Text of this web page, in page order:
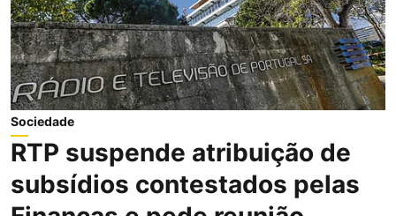
Sociedade
RTP suspende atribuição de
subsídios contestados pelas